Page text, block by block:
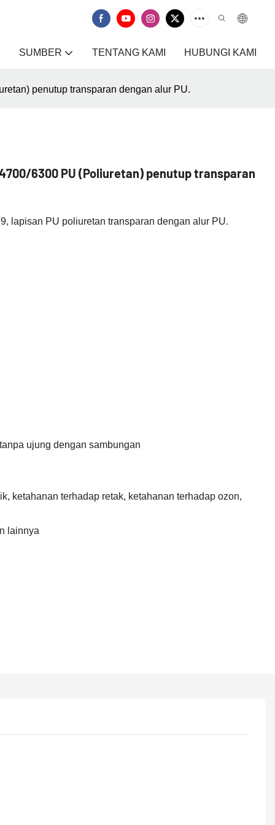
SUMBER TENTANG KAMI HUBUNGI KAMI
penutup transparan dengan alur PU.
6300 PU (Poliuretan) penutup transparan
lapisan PU poliuretan transparan dengan alur PU.
ujung dengan sambungan
ketahanan terhadap retak, ketahanan terhadap ozon,
lainnya